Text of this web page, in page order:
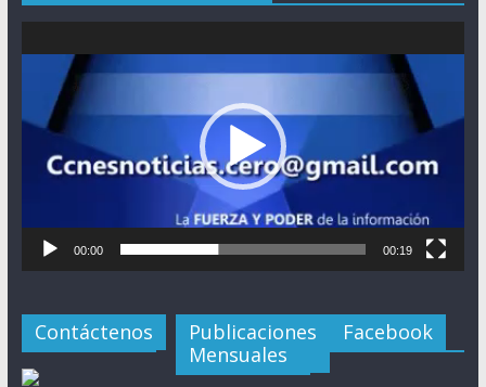
de
00:00 00:19
Contáctenos
Publicaciones
Mensuales
Facebook